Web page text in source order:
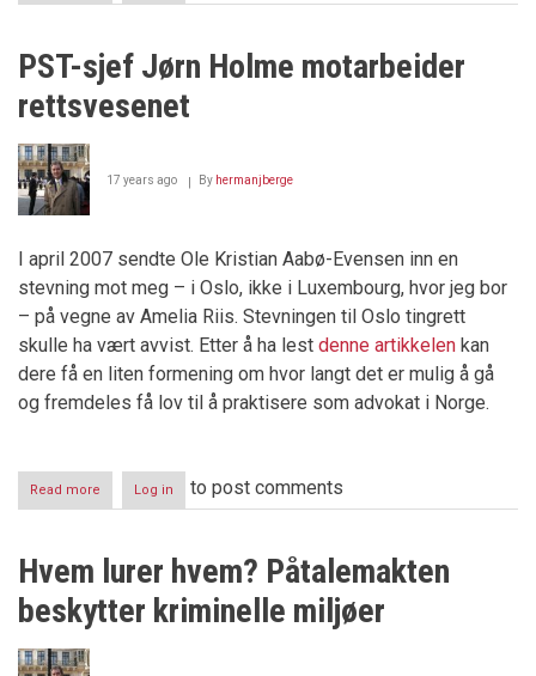
Nortraship
PST-sjef Jørn Holme motarbeider
rettsvesenet
17 years ago By hermanjberge
I april 2007 sendte Ole Kristian Aabø-Evensen inn en
stevning mot meg – i Oslo, ikke i Luxembourg, hvor jeg bor
– på vegne av Amelia Riis. Stevningen til Oslo tingrett
skulle ha vært avvist. Etter å ha lest denne artikkelen kan
dere få en liten formening om hvor langt det er mulig å gå
og fremdeles få lov til å praktisere som advokat i Norge.
Read more about
PST-
Holme
rettsvesenet
Log in to post comments
Hvem lurer hvem? Påtalemakten
beskytter kriminelle miljøer